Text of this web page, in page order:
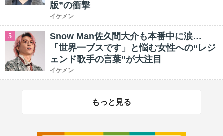
版”の衝撃
イケメン
5
Snow Man佐久間大介も本番中に涙…
「世界一ブスです」と悩む女性への“レジ
ェンド歌手の言葉”が大注目
イケメン
もっと見る